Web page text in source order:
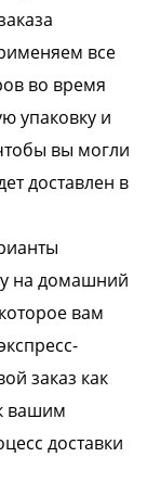
все
во время
упаковку и
вы могли
доставлен в
на домашний
вам
заказ как
вашим
доставки